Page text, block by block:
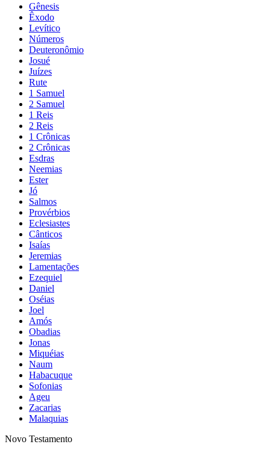
Gênesis
Êxodo
Levítico
Números
Deuteronômio
Josué
Juízes
Rute
1 Samuel
2 Samuel
1 Reis
2 Reis
1 Crônicas
2 Crônicas
Esdras
Neemias
Ester
Jó
Salmos
Provérbios
Eclesiastes
Cânticos
Isaías
Jeremias
Lamentações
Ezequiel
Daniel
Oséias
Joel
Amós
Obadias
Jonas
Miquéias
Naum
Habacuque
Sofonias
Ageu
Zacarias
Malaquias
Novo Testamento